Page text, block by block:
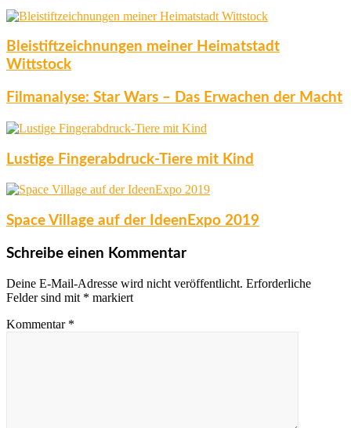
Bleistiftzeichnungen meiner Heimatstadt
Wittstock
Filmanalyse: Star Wars – Das Erwachen der Macht
Lustige Fingerabdruck-Tiere mit Kind
Space Village auf der IdeenExpo 2019
Schreibe einen Kommentar
Deine E-Mail-Adresse wird nicht veröffentlicht. Erforderliche
Felder sind mit * markiert
Kommentar *